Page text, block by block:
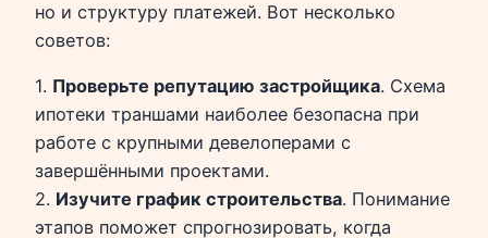
но и структуру платежей. Вот несколько
советов:
1. Проверьте репутацию застройщика. Схема
ипотеки траншами наиболее безопасна при
работе с крупными девелоперами с
завершёнными проектами.
2. Изучите график строительства. Понимание
этапов поможет спрогнозировать, когда